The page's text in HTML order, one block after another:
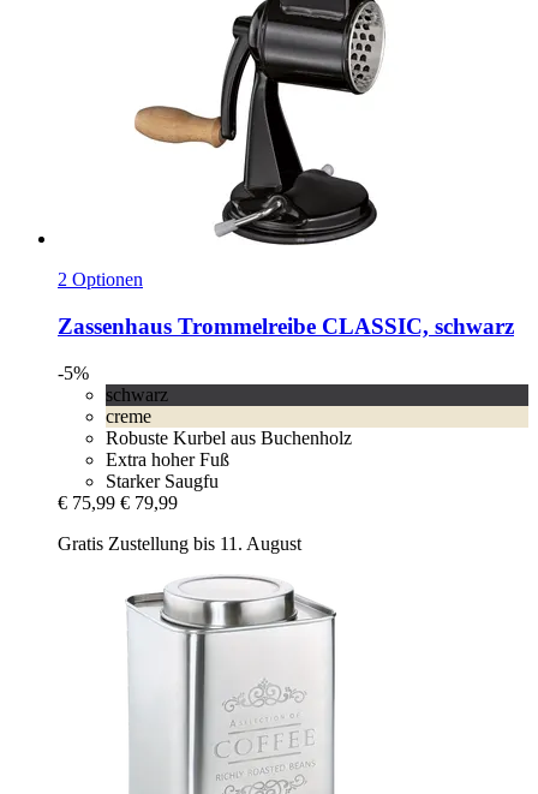
2 Optionen
Zassenhaus Trommelreibe CLASSIC, schwarz
-5%
schwarz
creme
Robuste Kurbel aus Buchenholz
Extra hoher Fuß
Starker Saugfu
€ 75,99 € 79,99
Gratis Zustellung bis 11. August